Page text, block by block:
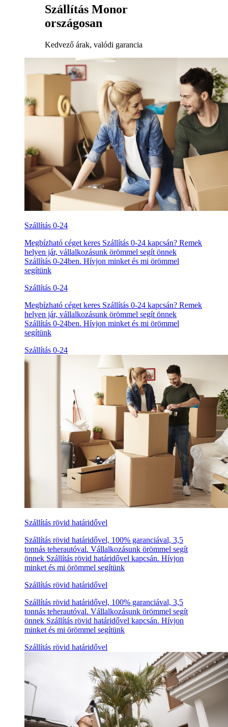
Szállítás Monor
országosan
Kedvező árak, valódi garancia
Szállítás 0-24
Megbízható céget keres Szállítás 0-24 kapcsán? Remek
helyen jár, vállalkozásunk örömmel segít önnek
Szállítás 0-24ben. Hívjon minket és mi örömmel
segítünk
Szállítás 0-24
Megbízható céget keres Szállítás 0-24 kapcsán? Remek
helyen jár, vállalkozásunk örömmel segít önnek
Szállítás 0-24ben. Hívjon minket és mi örömmel
segítünk
Szállítás 0-24
Szállítás rövid határidővel
Szállítás rövid határidővel, 100% garanciával, 3,5
tonnás teherautóval. Vállalkozásunk örömmel segít
önnek Szállítás rövid határidővel kapcsán. Hívjon
minket és mi örömmel segítünk
Szállítás rövid határidővel
Szállítás rövid határidővel, 100% garanciával, 3,5
tonnás teherautóval. Vállalkozásunk örömmel segít
önnek Szállítás rövid határidővel kapcsán. Hívjon
minket és mi örömmel segítünk
Szállítás rövid határidővel